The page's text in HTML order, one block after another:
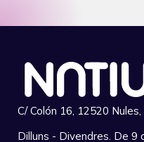
C/ Colón 16, 12520
Dilluns - Divendres. De 9